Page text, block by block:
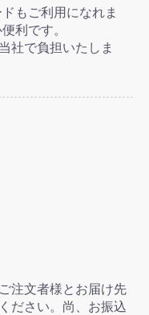
もご利用になれま
利です。
社で負担いたしま
注文者様とお届け先
ださい。尚、お振込